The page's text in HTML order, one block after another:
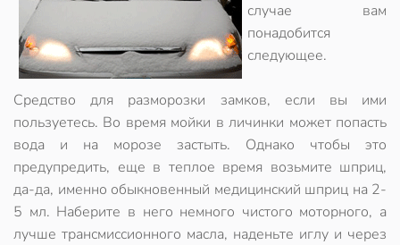
случае вам
понадобится
следующее.
Средство для разморозки замков, если вы ими
пользуетесь. Во время мойки в личинки может попасть
вода и на морозе застыть. Однако чтобы это
предупредить, еще в теплое время возьмите шприц,
да-да, именно обыкновенный медицинский шприц на 2-
5 мл. Наберите в него немного чистого моторного, а
лучше трансмиссионного масла, наденьте иглу и через